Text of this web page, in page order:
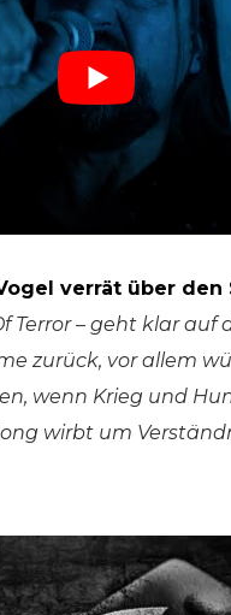
verrät über den
Terror – geht klar auf
zurück, vor allem
wenn Krieg und
wirbt um